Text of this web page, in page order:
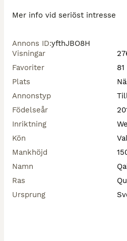
Mer info vid seriöst intresse
Annons ID:yfthJBO8H
Visningar
Favoriter
81
Plats
Annonstyp
Födelseår
Inriktning
Kön
Mankhöjd
Namn
Ras
Ursprung